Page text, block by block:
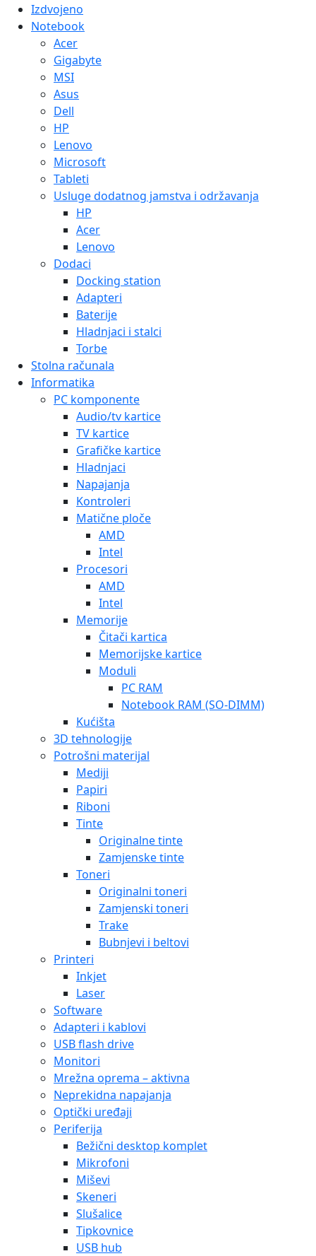
Izdvojeno
Notebook
Acer
Gigabyte
MSI
Asus
Dell
HP
Lenovo
Microsoft
Tableti
Usluge dodatnog jamstva i održavanja
HP
Acer
Lenovo
Dodaci
Docking station
Adapteri
Baterije
Hladnjaci i stalci
Torbe
Stolna računala
Informatika
PC komponente
Audio/tv kartice
TV kartice
Grafičke kartice
Hladnjaci
Napajanja
Kontroleri
Matične ploče
AMD
Intel
Procesori
AMD
Intel
Memorije
Čitači kartica
Memorijske kartice
Moduli
PC RAM
Notebook RAM (SO-DIMM)
Kućišta
3D tehnologije
Potrošni materijal
Mediji
Papiri
Riboni
Tinte
Originalne tinte
Zamjenske tinte
Toneri
Originalni toneri
Zamjenski toneri
Trake
Bubnjevi i beltovi
Printeri
Inkjet
Laser
Software
Adapteri i kablovi
USB flash drive
Monitori
Mrežna oprema – aktivna
Neprekidna napajanja
Optički uređaji
Periferija
Bežični desktop komplet
Mikrofoni
Miševi
Skeneri
Slušalice
Tipkovnice
USB hub